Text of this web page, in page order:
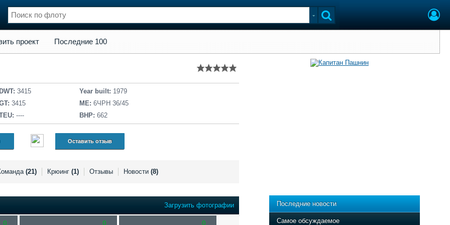
Флот
Отзывы
Все службы
проект Последние 100
DWT: 3415
3415
----
Year built: 1979
ME: 6ЧРН 36/45
BHP: 662
Оставить отзыв
(21) Крюинг (1) Отзывы Новости (8)
Загрузить фотографии
0 0 0
Последние новости
Самое обсуждаемое